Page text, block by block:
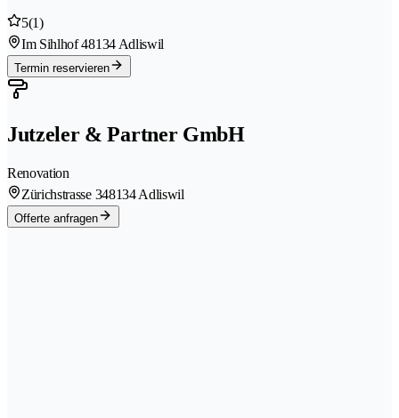
5(1)
Im Sihlhof 48134 Adliswil
Termin reservieren
Jutzeler & Partner GmbH
Renovation
Zürichstrasse 348134 Adliswil
Offerte anfragen